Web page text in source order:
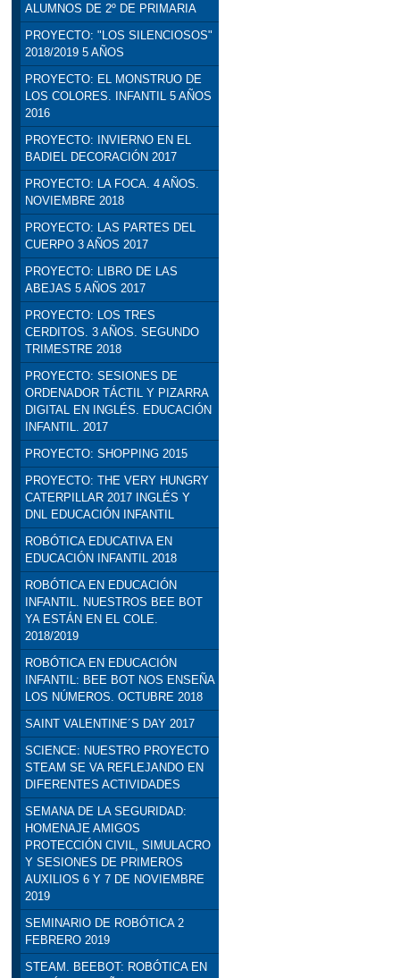
ALUMNOS DE 2º DE PRIMARIA
PROYECTO: "LOS SILENCIOSOS"
2018/2019 5 AÑOS
PROYECTO: EL MONSTRUO DE
LOS COLORES. INFANTIL 5 AÑOS
2016
PROYECTO: INVIERNO EN EL
BADIEL DECORACIÓN 2017
PROYECTO: LA FOCA. 4 AÑOS.
NOVIEMBRE 2018
PROYECTO: LAS PARTES DEL
CUERPO 3 AÑOS 2017
PROYECTO: LIBRO DE LAS
ABEJAS 5 AÑOS 2017
PROYECTO: LOS TRES
CERDITOS. 3 AÑOS. SEGUNDO
TRIMESTRE 2018
PROYECTO: SESIONES DE
ORDENADOR TÁCTIL Y PIZARRA
DIGITAL EN INGLÉS. EDUCACIÓN
INFANTIL. 2017
PROYECTO: SHOPPING 2015
PROYECTO: THE VERY HUNGRY
CATERPILLAR 2017 INGLÉS Y
DNL EDUCACIÓN INFANTIL
ROBÓTICA EDUCATIVA EN
EDUCACIÓN INFANTIL 2018
ROBÓTICA EN EDUCACIÓN
INFANTIL. NUESTROS BEE BOT
YA ESTÁN EN EL COLE.
2018/2019
ROBÓTICA EN EDUCACIÓN
INFANTIL: BEE BOT NOS ENSEÑA
LOS NÚMEROS. OCTUBRE 2018
SAINT VALENTINE´S DAY 2017
SCIENCE: NUESTRO PROYECTO
STEAM SE VA REFLEJANDO EN
DIFERENTES ACTIVIDADES
SEMANA DE LA SEGURIDAD:
HOMENAJE AMIGOS
PROTECCIÓN CIVIL, SIMULACRO
Y SESIONES DE PRIMEROS
AUXILIOS 6 Y 7 DE NOVIEMBRE
2019
SEMINARIO DE ROBÓTICA 2
FEBRERO 2019
STEAM. BEEBOT: ROBÓTICA EN